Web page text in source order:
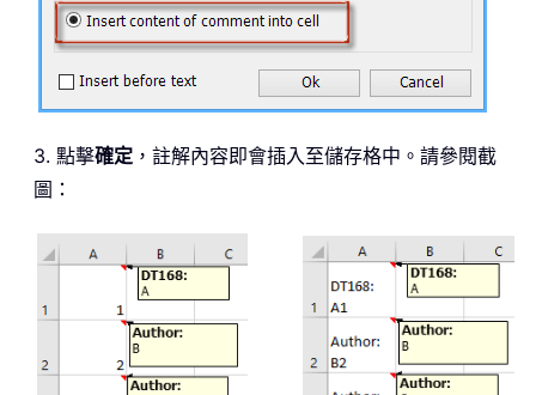
3. 點擊確定 ，註解內容即會插入至儲存格中。請參閱截
圖：